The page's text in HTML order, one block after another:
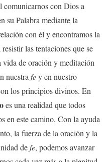
comunicarnos con Dios a
su Palabra mediante la
con él y encontramos la
las tentaciones que se
vida de oración y meditación
nuestra fey en nuestro
los principios divinos. En
es una realidad que todos
en este camino. Con la ayuda
la fuerza de la oración y la
defe, podemos avanzar